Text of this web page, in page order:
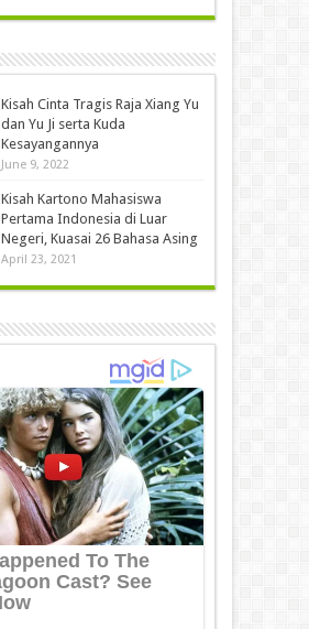
Kisah Cinta Tragis Raja Xiang Yu
dan Yu Ji serta Kuda
Kesayangannya
June 9, 2022
Kisah Kartono Mahasiswa
Pertama Indonesia di Luar
Negeri, Kuasai 26 Bahasa Asing
April 23, 2021